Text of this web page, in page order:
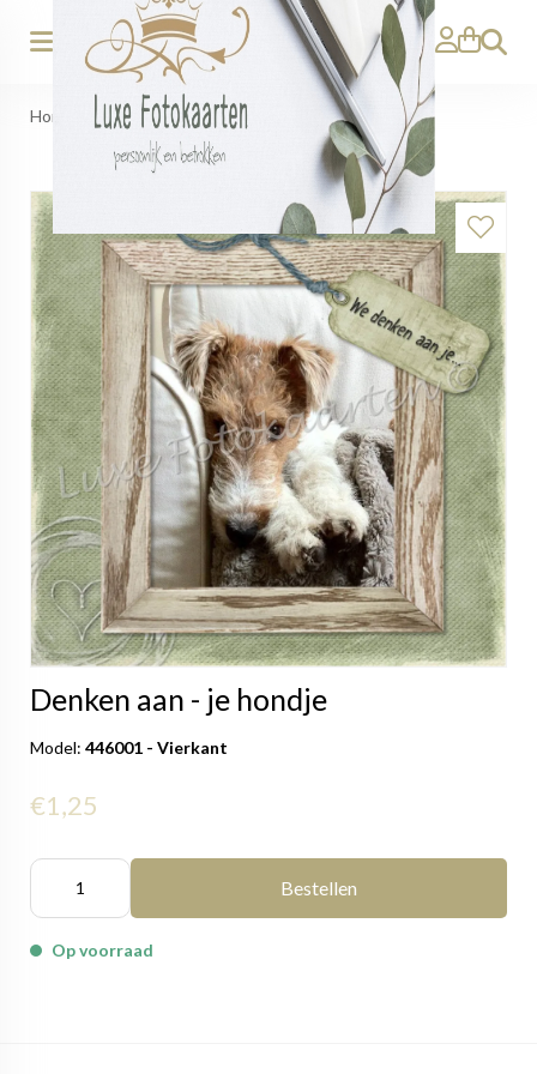
Zoeken
Home Denken aan - je hondje
Denken aan - je hondje
Model: 446001 - Vierkant
€1,25
Bestellen
Op voorraad